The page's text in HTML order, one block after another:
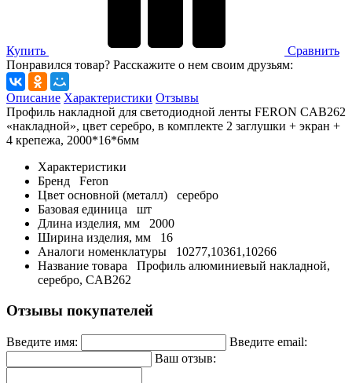
Купить
Сравнить
Понравился товар? Расскажите о нем своим друзьям:
Описание Характеристики Отзывы
Профиль накладной для светодиодной ленты FERON CAB262
«накладной», цвет серебро, в комплекте 2 заглушки + экран +
4 крепежа, 2000*16*6мм
Характеристики
Бренд
Feron
Цвет основной (металл)
серебро
Базовая единица
шт
Длина изделия, мм
2000
Ширина изделия, мм
16
Аналоги номенклатуры
10277,10361,10266
Название товара
Профиль алюминиевый накладной,
серебро, CAB262
Отзывы покупателей
Введите имя:
Введите email:
Ваш отзыв: